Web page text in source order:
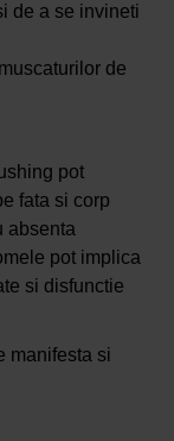
de a se invineti
de
pot
fata si corp
absenta
pot implica
si disfunctie
manifesta si